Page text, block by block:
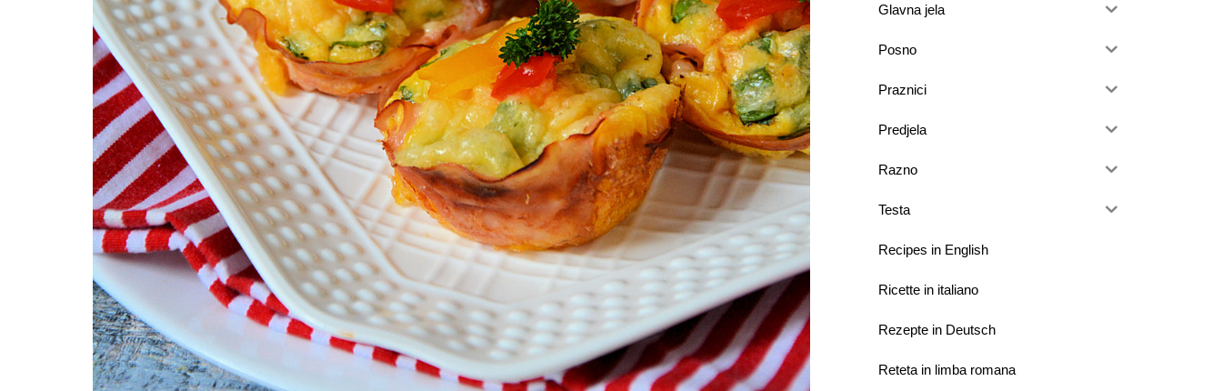
Glavna jela
Posno
Praznici
Predjela
Razno
Testa
Recipes in English
Ricette in italiano
Rezepte in Deutsch
Reteta in limba romana